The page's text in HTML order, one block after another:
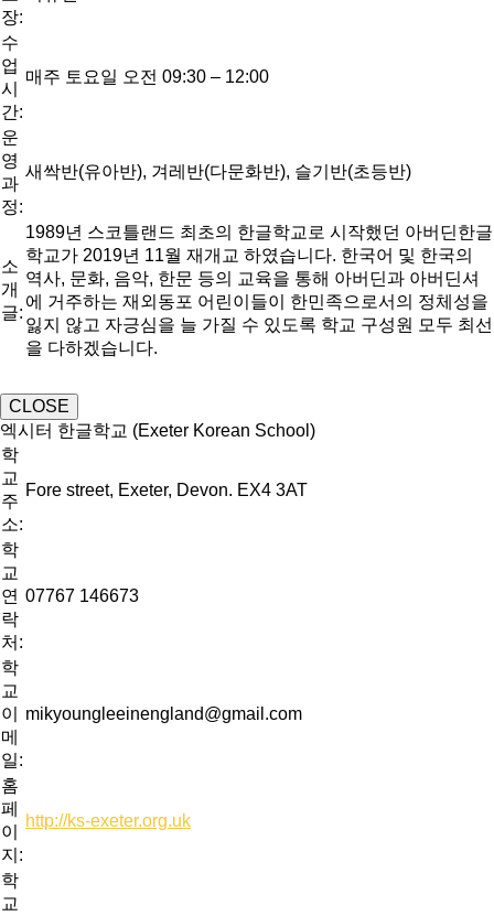
장:
수
업
시
간:
매주 토요일 오전 09:30 – 12:00
운
영
과
정:
새싹반(유아반), 겨레반(다문화반), 슬기반(초등반)
소
개
글:
1989년 스코틀랜드 최초의 한글학교로 시작했던 아버딘한글
학교가 2019년 11월 재개교 하였습니다. 한국어 및 한국의
역사, 문화, 음악, 한문 등의 교육을 통해 아버딘과 아버딘셔
에 거주하는 재외동포 어린이들이 한민족으로서의 정체성을
잃지 않고 자긍심을 늘 가질 수 있도록 학교 구성원 모두 최선
을 다하겠습니다.
CLOSE
엑시터 한글학교 (Exeter Korean School)
학
교
주
소:
Fore street, Exeter, Devon. EX4 3AT
학
교
연
락
처:
07767 146673
학
교
이
메
일:
mikyoungleeinengland@gmail.com
홈
페
이
지:
http://ks-exeter.org.uk
학
교